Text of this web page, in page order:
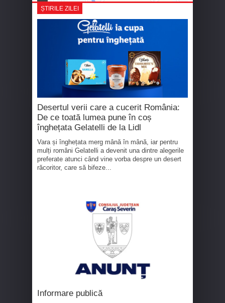
ȘTIRILE ZILEI
Desertul verii care a cucerit România:
De ce toată lumea pune în coș
înghețata Gelatelli de la Lidl
Vara și înghețata merg mână în mână, iar pentru
mulți români Gelatelli a devenit una dintre alegerile
preferate atunci când vine vorba despre un desert
răcoritor, care să bifeze...
Informare publică